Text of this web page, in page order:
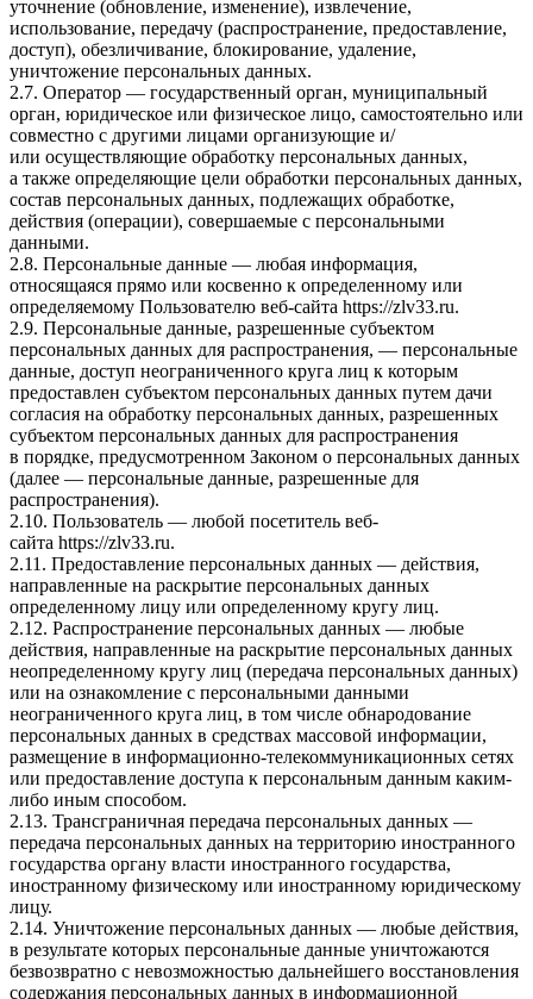
уточнение (обновление, изменение), извлечение,
использование, передачу (распространение, предоставление,
доступ), обезличивание, блокирование, удаление,
уничтожение персональных данных.
2.7. Оператор — государственный орган, муниципальный
орган, юридическое или физическое лицо, самостоятельно или
совместно с другими лицами организующие и/
или осуществляющие обработку персональных данных,
а также определяющие цели обработки персональных данных,
состав персональных данных, подлежащих обработке,
действия (операции), совершаемые с персональными
данными.
2.8. Персональные данные — любая информация,
относящаяся прямо или косвенно к определенному или
определяемому Пользователю веб-сайта https://zlv33.ru.
2.9. Персональные данные, разрешенные субъектом
персональных данных для распространения, — персональные
данные, доступ неограниченного круга лиц к которым
предоставлен субъектом персональных данных путем дачи
согласия на обработку персональных данных, разрешенных
субъектом персональных данных для распространения
в порядке, предусмотренном Законом о персональных данных
(далее — персональные данные, разрешенные для
распространения).
2.10. Пользователь — любой посетитель веб-
сайта https://zlv33.ru.
2.11. Предоставление персональных данных — действия,
направленные на раскрытие персональных данных
определенному лицу или определенному кругу лиц.
2.12. Распространение персональных данных — любые
действия, направленные на раскрытие персональных данных
неопределенному кругу лиц (передача персональных данных)
или на ознакомление с персональными данными
неограниченного круга лиц, в том числе обнародование
персональных данных в средствах массовой информации,
размещение в информационно-телекоммуникационных сетях
или предоставление доступа к персональным данным каким-
либо иным способом.
2.13. Трансграничная передача персональных данных —
передача персональных данных на территорию иностранного
государства органу власти иностранного государства,
иностранному физическому или иностранному юридическому
лицу.
2.14. Уничтожение персональных данных — любые действия,
в результате которых персональные данные уничтожаются
безвозвратно с невозможностью дальнейшего восстановления
содержания персональных данных в информационной